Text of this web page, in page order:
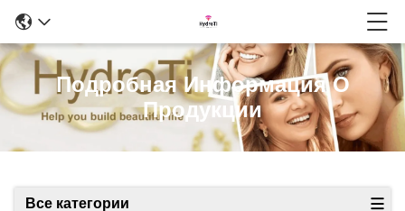
Подробная Информация О
Продукции
Все категории